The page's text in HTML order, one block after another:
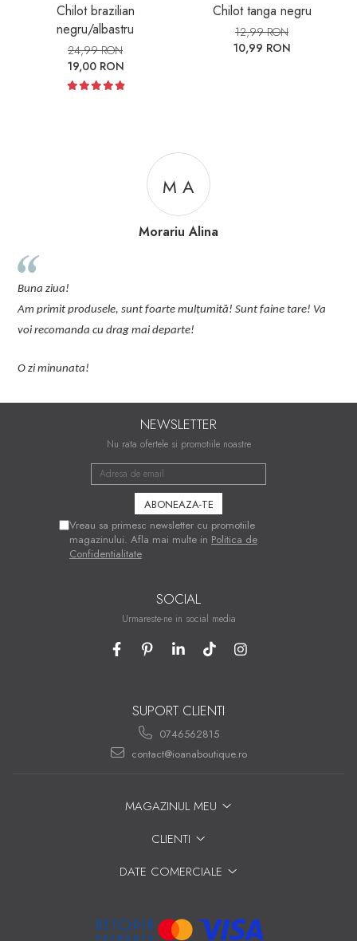
Chilot brazilian
negru/albastru
24,99 RON
19,00 RON
Chilot tanga negru
12,99 RON
10,99 RON
M A
Morariu Alina
Buna ziua!
Am primit produsele, sunt foarte mulțumită! Sunt faine tare! Va
voi recomanda cu drag mai departe!
O zi minunata!
NEWSLETTER
Nu rata ofertele si promotiile noastre
Vreau sa primesc newsletter cu promotiile
magazinului. Afla mai multe in Politica de
Confidentialitate
SOCIAL
Urmareste-ne in social media
SUPORT CLIENTI
0746562815
contact@ioanaboutique.ro
MAGAZINUL MEU
CLIENTI
DATE COMERCIALE